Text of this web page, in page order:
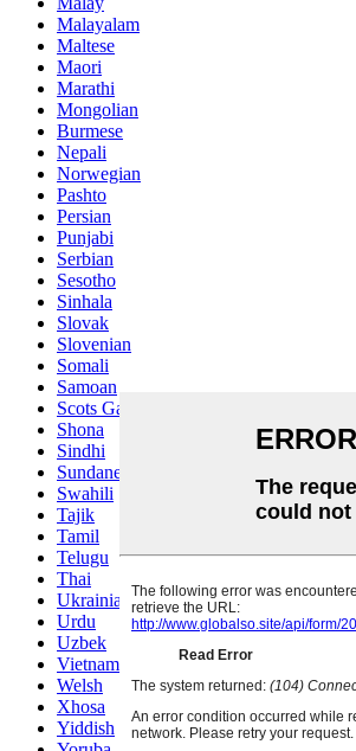
Malayalam
Maltese
Maori
Marathi
Mongolian
Burmese
Nepali
Norwegian
Pashto
Persian
Punjabi
Serbian
Sesotho
Sinhala
Slovak
Slovenian
Somali
Samoan
Scots Gaelic
Shona
Sindhi
Sundanese
Swahili
Tajik
Tamil
Telugu
Thai
Ukrainian
Urdu
Uzbek
Vietnamese
Welsh
Xhosa
Yiddish